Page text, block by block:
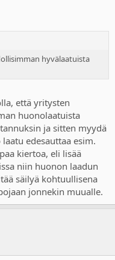
hyvälaatuista
että yritysten
huonolaatuista
ja sitten myydä
edesauttaa esim.
kiertoa, eli lisää
niin huonon laadun
säilyä kohtuullisena
jonnekin muualle.